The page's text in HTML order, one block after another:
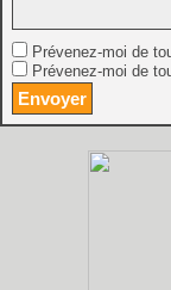
Prévenez-moi de
Prévenez-moi de